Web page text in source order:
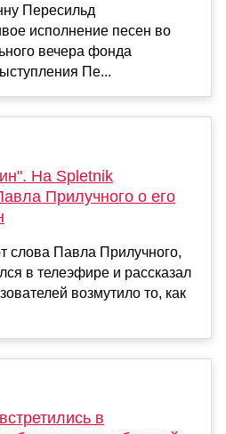
Пересильд
исполнение песен во
вечера фонда
Пе...
На Spletnik
Прилучного о его
слова Павла Прилучного,
в телеэфире и рассказал
возмутило то, как
в